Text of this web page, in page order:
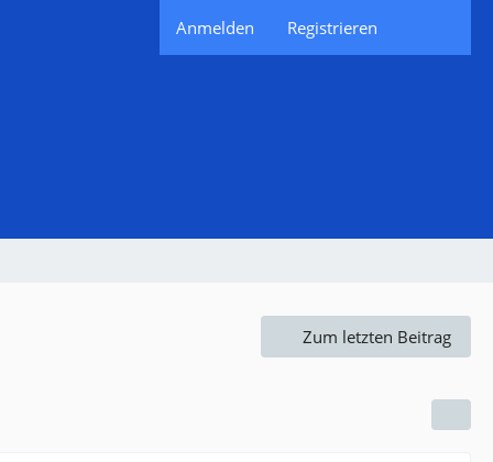
Anmelden Registrieren
Zum letzten Beitrag